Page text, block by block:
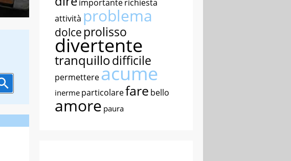
importanterichiesta
attività problema
dolce prolisso
divertente
tranquillodifficile
permettereacume
inerme particolarefare bello
amore paura